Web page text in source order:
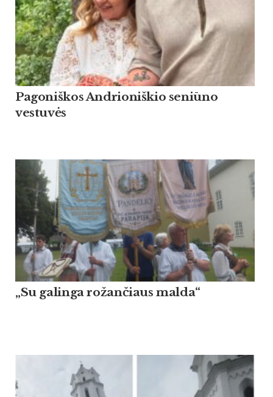
Pagoniškos Andrioniškio seniūno
vestuvės
„Su galinga rožančiaus malda“